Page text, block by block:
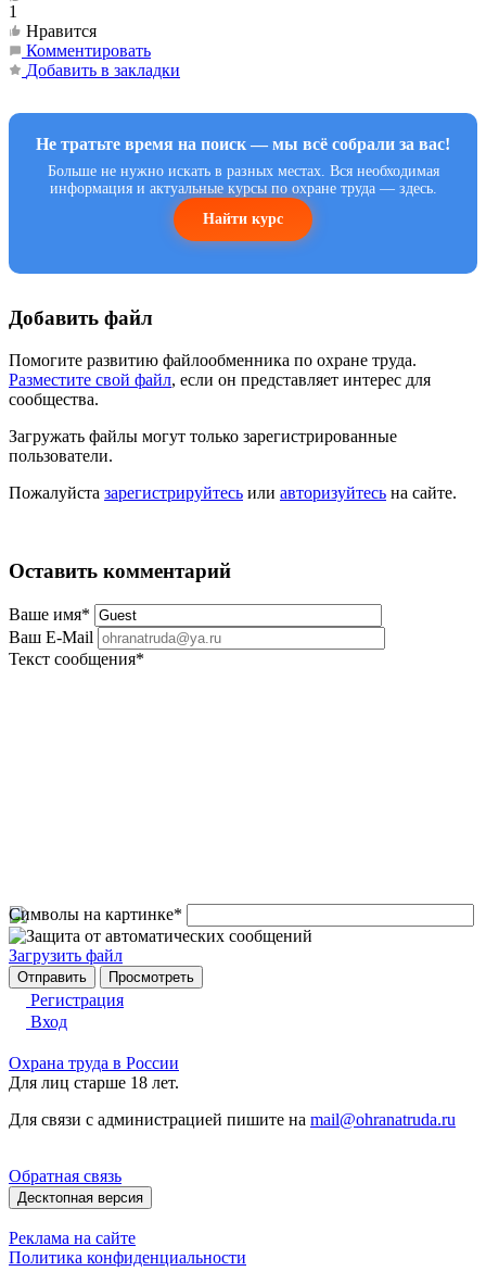
1
Нравится
Комментировать
Добавить в закладки
Не тратьте время на поиск — мы всё собрали за вас!
Больше не нужно искать в разных местах. Вся необходимая
информация и актуальные курсы по охране труда — здесь.
Найти курс
Добавить файл
Помогите развитию файлообменника по охране труда.
Разместите свой файл, если он представляет интерес для
сообщества.
Загружать файлы могут только зарегистрированные
пользователи.
Пожалуйста зарегистрируйтесь или авторизуйтесь на сайте.
Оставить комментарий
Ваше имя*
Ваш E-Mail
Текст сообщения*
Символы на картинке*
Загрузить файл
Регистрация
Вход
Охрана труда в России
Для лиц старше 18 лет.
Для связи с администрацией пишите на mail@ohranatruda.ru
Обратная связь
Десктопная версия
Реклама на сайте
Политика конфиденциальности